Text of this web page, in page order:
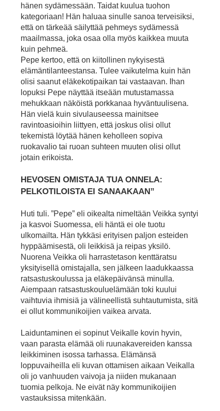
hänen sydämessään. Taidat kuulua tuohon
kategoriaan! Hän haluaa sinulle sanoa terveisiksi,
että on tärkeää säilyttää pehmeys sydämessä
maailmassa, joka osaa olla myös kaikkea muuta
kuin pehmeä.
Pepe kertoo, että on kiitollinen nykyisestä
elämäntilanteestansa. Tulee vaikutelma kuin hän
olisi saanut eläkekotipaikan tai vastaavan. Ihan
lopuksi Pepe näyttää itseään mutustamassa
mehukkaan näköistä porkkanaa hyväntuulisena.
Hän vielä kuin sivulauseessa mainitsee
ravintoasioihin liittyen, että joskus olisi ollut
tekemistä löytää hänen keholleen sopiva
ruokavalio tai ruoan suhteen muuten olisi ollut
jotain erikoista.
HEVOSEN OMISTAJA TUA ONNELA:
PELKOTILOISTA EI SANAAKAAN”
Huti tuli. ”Pepe” eli oikealta nimeltään Veikka syntyi
ja kasvoi Suomessa, eli häntä ei ole tuotu
ulkomailta. Hän tykkäsi erityisen paljon esteiden
hyppäämisestä, oli leikkisä ja reipas yksilö.
Nuorena Veikka oli harrastetason kenttäratsu
yksityisellä omistajalla, sen jälkeen laadukkaassa
ratsastuskoulussa ja eläkepäivänsä minulla.
Aiempaan ratsastuskouluelämään toki kuului
vaihtuvia ihmisiä ja välineellistä suhtautumista, sitä
ei ollut kommunikoijien vaikea arvata.
Laiduntaminen ei sopinut Veikalle kovin hyvin,
vaan parasta elämää oli ruunakavereiden kanssa
leikkiminen isossa tarhassa. Elämänsä
loppuvaiheilla eli kuvan ottamisen aikaan Veikalla
oli jo vanhuuden vaivoja ja niiden mukanaan
tuomia pelkoja. Ne eivät näy kommunikoijien
vastauksissa mitenkään.